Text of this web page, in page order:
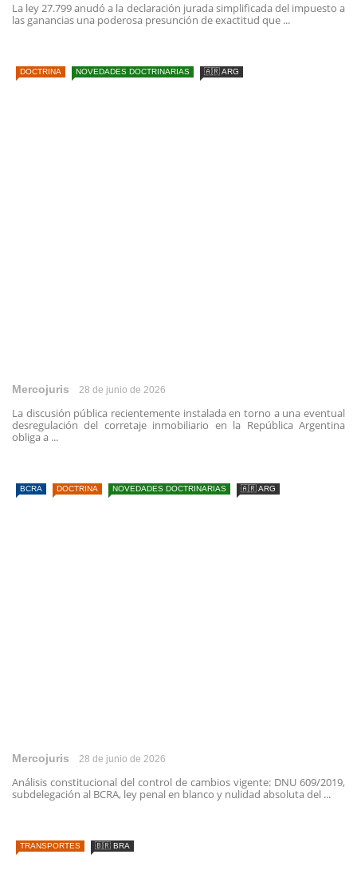
La ley 27.799 anudó a la declaración jurada simplificada del impuesto a
las ganancias una poderosa presunción de exactitud que ...
DOCTRINA NOVEDADES DOCTRINARIAS 🇦🇷 ARG
Mercojuris 28 de junio de 2026
La discusión pública recientemente instalada en torno a una eventual
desregulación del corretaje inmobiliario en la República Argentina
obliga a ...
BCRA DOCTRINA NOVEDADES DOCTRINARIAS 🇦🇷 ARG
Mercojuris 28 de junio de 2026
Análisis constitucional del control de cambios vigente: DNU 609/2019,
subdelegación al BCRA, ley penal en blanco y nulidad absoluta del ...
TRANSPORTES 🇧🇷 BRA